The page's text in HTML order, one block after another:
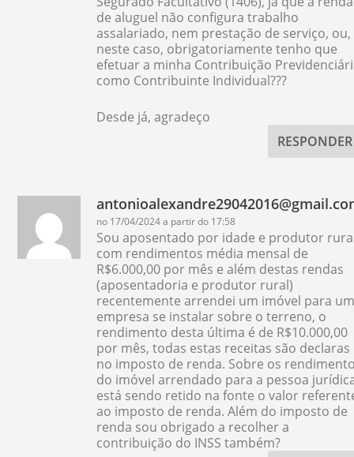
de aluguel não configura trabalho
assalariado, nem prestação de serviço, ou,
neste caso, obrigatoriamente tenho que
efetuar a minha Contribuição
como Contribuinte Individual???
Desde já, agradeço
RESPONDER
no 17/04/2024 a partir do 17:58
Sou aposentado por idade e produtor
com rendimentos média mensal de
R$6.000,00 por mês e além destas rendas
(aposentadoria e produtor rural)
recentemente arrendei um imóvel para
empresa se instalar sobre o terreno, o
rendimento desta última é de R$10.000,00
por mês, todas estas receitas são declaras
no imposto de renda. Sobre os
do imóvel arrendado para a pessoa
está sendo retido na fonte o valor
ao imposto de renda. Além do imposto de
renda sou obrigado a recolher a
contribuição do INSS também?